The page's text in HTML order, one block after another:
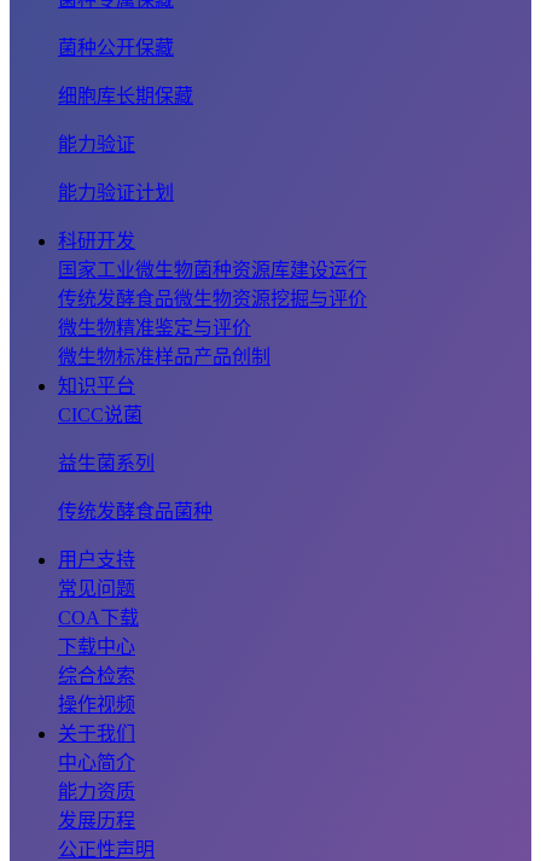
菌种公开保藏
细胞库长期保藏
能力验证
能力验证计划
科研开发
国家工业微生物菌种资源库建设运行
传统发酵食品微生物资源挖掘与评价
微生物精准鉴定与评价
微生物标准样品产品创制
知识平台
CICC说菌
益生菌系列
传统发酵食品菌种
用户支持
常见问题
COA下载
下载中心
综合检索
操作视频
关于我们
中心简介
能力资质
发展历程
公正性声明